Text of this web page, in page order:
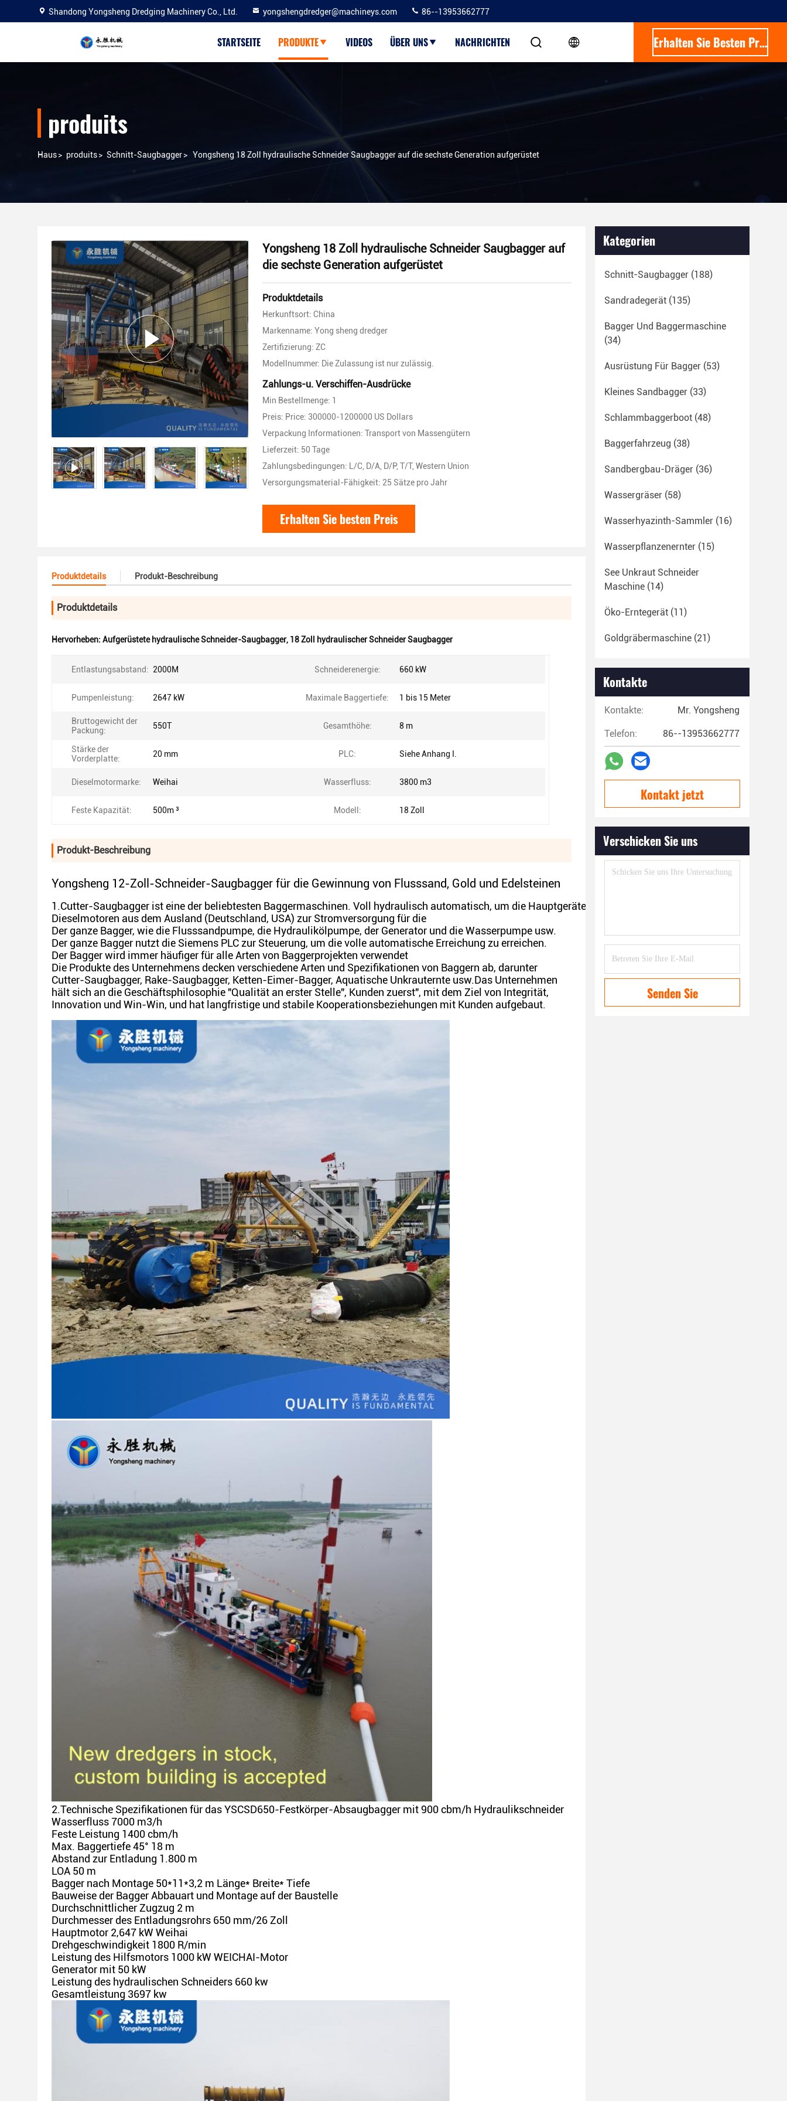
Shandong Yongsheng Dredging Machinery Co., Ltd. yongshengdredger@machineys.com 86--13953662777
STARTSEITE PRODUKTE VIDEOS ÜBER UNS NACHRICHTEN Erhalten Sie Besten Preis
produits
Haus> produits> Schnitt-Saugbagger> Yongsheng 18 Zoll hydraulische Schneider Saugbagger auf die sechste Generation aufgerüstet
Yongsheng 18 Zoll hydraulische Schneider Saugbagger auf
die sechste Generation aufgerüstet
Produktdetails
Herkunftsort: China
Markenname: Yong sheng dredger
Zertifizierung: ZC
Modellnummer: Die Zulassung ist nur zulässig.
Zahlungs-u. Verschiffen-Ausdrücke
Min Bestellmenge: 1
Preis: Price: 300000-1200000 US Dollars
Verpackung Informationen: Transport von Massengütern
Lieferzeit: 50 Tage
Zahlungsbedingungen: L/C, D/A, D/P, T/T, Western Union
Versorgungsmaterial-Fähigkeit: 25 Sätze pro Jahr
Erhalten Sie besten Preis
Produktdetails Produkt-Beschreibung
Produktdetails
Hervorheben: Aufgerüstete hydraulische Schneider-Saugbagger, 18 Zoll hydraulischer Schneider Saugbagger
Entlastungsabstand: 2000M Schneiderenergie: 660 kW
Pumpenleistung: 2647 kW Maximale Baggertiefe: 1 bis 15 Meter
Bruttogewicht der
Packung:
550T Gesamthöhe: 8 m
Stärke der
Vorderplatte:
20 mm PLC: Siehe Anhang I.
Dieselmotormarke: Weihai Wasserfluss: 3800 m3
Feste Kapazität: 500m ³ Modell: 18 Zoll
Produkt-Beschreibung
Yongsheng 12-Zoll-Schneider-Saugbagger für die Gewinnung von Flusssand, Gold und Edelsteinen
1.Cutter-Saugbagger ist eine der beliebtesten Baggermaschinen. Voll hydraulisch automatisch, um die Hauptgeräte anzutreiben.
Dieselmotoren aus dem Ausland (Deutschland, USA) zur Stromversorgung für die
Der ganze Bagger, wie die Flusssandpumpe, die Hydraulikölpumpe, der Generator und die Wasserpumpe usw.
Der ganze Bagger nutzt die Siemens PLC zur Steuerung, um die volle automatische Erreichung zu erreichen.
Der Bagger wird immer häufiger für alle Arten von Baggerprojekten verwendet
Die Produkte des Unternehmens decken verschiedene Arten und Spezifikationen von Baggern ab, darunter
Cutter-Saugbagger, Rake-Saugbagger, Ketten-Eimer-Bagger, Aquatische Unkrauternte usw.Das Unternehmen
hält sich an die Geschäftsphilosophie "Qualität an erster Stelle", Kunden zuerst", mit dem Ziel von Integrität,
Innovation und Win-Win, und hat langfristige und stabile Kooperationsbeziehungen mit Kunden aufgebaut.
2.Technische Spezifikationen für das YSCSD650-Festkörper-Absaugbagger mit 900 cbm/h Hydraulikschneider
Wasserfluss 7000 m3/h
Feste Leistung 1400 cbm/h
Max. Baggertiefe 45° 18 m
Abstand zur Entladung 1.800 m
LOA 50 m
Bagger nach Montage 50*11*3,2 m Länge* Breite* Tiefe
Bauweise der Bagger Abbauart und Montage auf der Baustelle
Durchschnittlicher Zugzug 2 m
Durchmesser des Entladungsrohrs 650 mm/26 Zoll
Hauptmotor 2,647 kW Weihai
Drehgeschwindigkeit 1800 R/min
Leistung des Hilfsmotors 1000 kW WEICHAI-Motor
Generator mit 50 kW
Leistung des hydraulischen Schneiders 660 kw
Gesamtleistung 3697 kw
Kategorien
Schnitt-Saugbagger (188)
Sandradegerät (135)
Bagger Und Baggermaschine
(34)
Ausrüstung Für Bagger (53)
Kleines Sandbagger (33)
Schlammbaggerboot (48)
Baggerfahrzeug (38)
Sandbergbau-Dräger (36)
Wassergräser (58)
Wasserhyazinth-Sammler (16)
Wasserpflanzenernter (15)
See Unkraut Schneider
Maschine (14)
Öko-Erntegerät (11)
Goldgräbermaschine (21)
Kontakte
Kontakte: Mr. Yongsheng
Telefon: 86--13953662777
Kontakt jetzt
Verschicken Sie uns
Senden Sie